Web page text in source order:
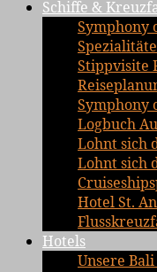
Schiffe &
Symphony
Stippvisite
Symphony
Logbuch
Lohnt sich
Lohnt sich
Hotel St.
Hotels
Unsere